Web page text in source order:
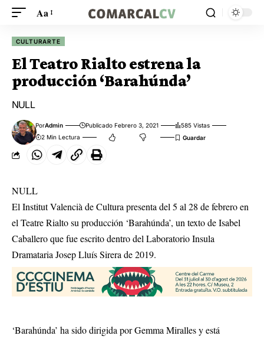
Aa
CULTURARTE
El Teatro Rialto estrena la
producción ‘Barahúnda’
NULL
PorAdmin Publicado Febrero 3, 2021
585 Vistas
2 Min Lectura
NULL
El Institut Valencià de Cultura presenta del 5 al 28 de febrero en
el Teatre Rialto su producción ‘Barahúnda’, un texto de Isabel
Caballero que fue escrito dentro del Laboratorio Insula
Dramataria Josep Lluís Sirera de 2019.
‘Barahúnda’ ha sido dirigida por Gemma Miralles y está